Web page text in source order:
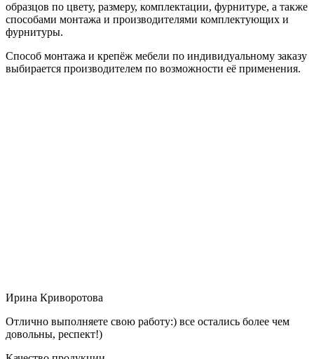
образцов по цвету, размеру, комплектации, фурнитуре, а также
способами монтажа и производителями комплектующих и
фурнитуры.
Способ монтажа и крепёж мебели по индивидуальному заказу
выбирается производителем по возможности её применения.
Ирина Криворотова
Отлично выполняете свою работу:) все остались более чем
довольны, респект!)